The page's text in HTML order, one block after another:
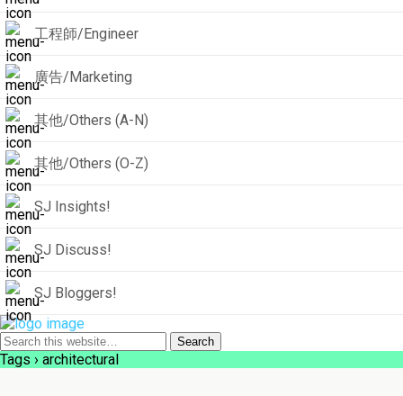
工程師/Engineer
廣告/Marketing
其他/Others (A-N)
其他/Others (O-Z)
SJ Insights!
SJ Discuss!
SJ Bloggers!
Tags › architectural